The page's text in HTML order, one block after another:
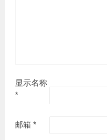
显示名称
*
邮箱*